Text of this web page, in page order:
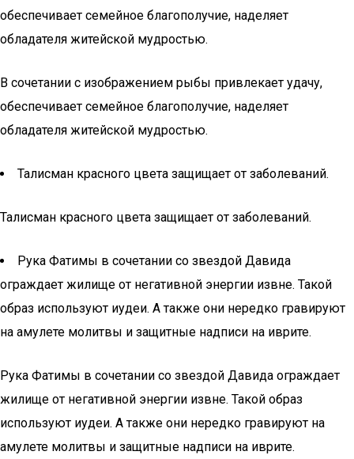
обеспечивает семейное благополучие, наделяет
обладателя житейской мудростью.
В сочетании с изображением рыбы привлекает удачу,
обеспечивает семейное благополучие, наделяет
обладателя житейской мудростью.
Талисман красного цвета защищает от заболеваний.
Талисман красного цвета защищает от заболеваний.
Рука Фатимы в сочетании со звездой Давида
ограждает жилище от негативной энергии извне. Такой
образ используют иудеи. А также они нередко гравируют
на амулете молитвы и защитные надписи на иврите.
Рука Фатимы в сочетании со звездой Давида ограждает
жилище от негативной энергии извне. Такой образ
используют иудеи. А также они нередко гравируют на
амулете молитвы и защитные надписи на иврите.